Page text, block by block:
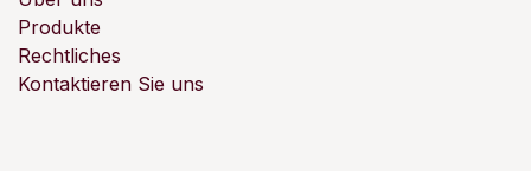
Produkte
Rechtliches
Kontaktieren Sie uns